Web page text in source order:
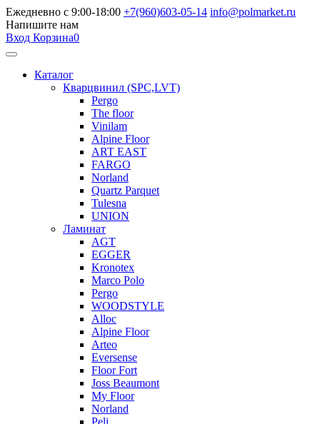
Ежедневно с 9:00-18:00 +7(960)603-05-14 info@polmarket.ru
Напишите нам
Вход Корзина0
Каталог
Кварцвинил (SPC,LVT)
Pergo
The floor
Vinilam
Alpine Floor
ART EAST
FARGO
Norland
Quartz Parquet
Tulesna
UNION
Ламинат
AGT
EGGER
Kronotex
Marco Polo
Pergo
WOODSTYLE
Alloc
Alpine Floor
Arteo
Eversense
Floor Fort
Joss Beaumont
My Floor
Norland
Peli